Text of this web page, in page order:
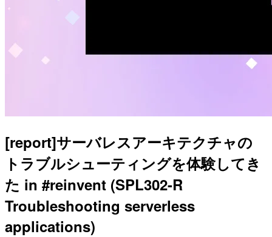
[report]サーバレスアーキテクチャの
トラブルシューティングを体験してき
た in #reinvent (SPL302-R
Troubleshooting serverless
applications)